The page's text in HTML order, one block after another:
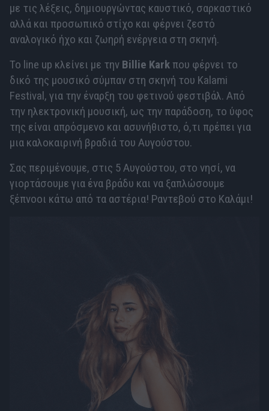
με τις λέξεις, δημιουργώντας καυστικό, σαρκαστικό
αλλά και προσωπικό στίχο και φέρνει ζεστό
αναλογικό ήχο και ζωηρή ενέργεια στη σκηνή.
Το line up κλείνει με την Billie Kark που φέρνει το
δικό της μουσικό σύμπαν στη σκηνή του Kalami
Festival, για την έναρξη του φετινού φεστιβάλ. Από
την ηλεκτρονική μουσική, ως την παράδοση, το ύφος
της είναι απρόσμενο και ασυνήθιστο, ό,τι πρέπει για
μια καλοκαιρινή βραδιά του Αυγούστου.
Σας περιμένουμε, στις 5 Αυγούστου, στο νησί, να
γιορτάσουμε για ένα βράδυ και να ξαπλώσουμε
ξέπνοοι κάτω από τα αστέρια! Ραντεβού στο Καλάμι!